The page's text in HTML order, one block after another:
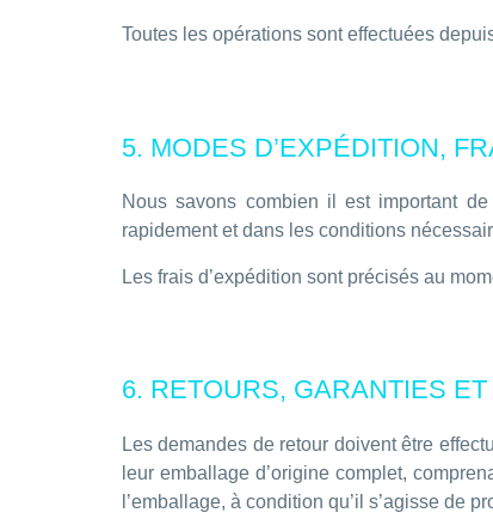
Toutes les opérations sont effectuées
5. MODES D’EXPÉDITION,
Nous savons combien il est important
rapidement et dans les conditions
Les frais d’expédition sont précisés au
6. RETOURS, GARANTIES
Les demandes de retour doivent être
leur emballage d’origine complet,
l’emballage, à condition qu’il s’agisse de